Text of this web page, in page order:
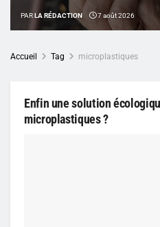
PARLA RÉDACTION 7 août 2026
Accueil Tag microplastiques
Enfin une solution
microplastiques ?